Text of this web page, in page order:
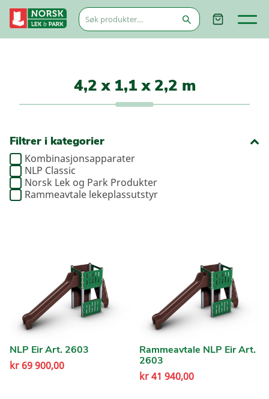
Søk
etter:
4,2 x 1,1 x 2,2 m
Filtrer i kategorier
Kombinasjonsapparater
NLP Classic
Norsk Lek og Park Produkter
Rammeavtale lekeplassutstyr
NLP Eir Art. 2603
kr 69 900,00
Rammeavtale NLP Eir Art.
2603
kr41 940,00